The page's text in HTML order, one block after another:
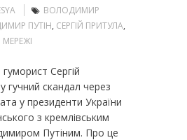
ВОЛОДИМИР
ПУТІН, СЕРГІЙ ПРИТУЛА,
Сергій
гучний скандал через
у президенти України
з кремлівським
Путіним. Про це